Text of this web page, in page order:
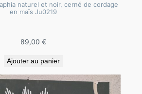
naturel et noir, cerné de cordage
en maïs Ju0219
89,00 €
Ajouter au panier